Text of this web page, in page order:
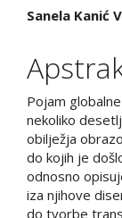
Glavni
sadržaj
članka
Sanela Kanić
Pojam
nekoliko
obilježja
do kojih je
odnosno
iza njihove
do tvorbe